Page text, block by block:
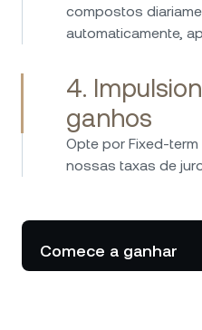
cliente. Muito, muito
compostos
automaticamente,
4.
ganhos
Opte por Fixed-
nossas taxas de
Comece a ganhar